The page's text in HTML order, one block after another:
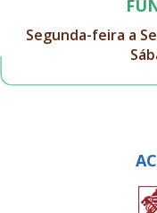
Segunda-feira a